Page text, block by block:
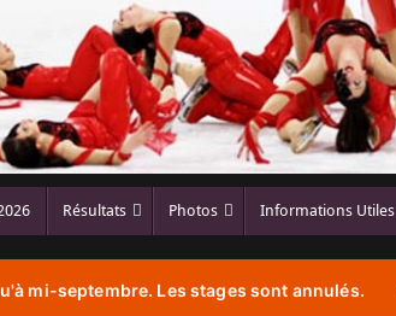
Résultats Photos Informations Utiles
mi-septembre. Les stages sont annulés.